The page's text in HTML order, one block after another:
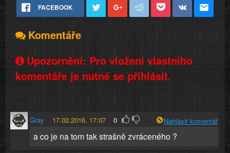
FACEBOOK
Komentáře
Upozornění: Pro vložení vlastního
komentáře je nutné se přihlásit.
Gray 17.02.2016, 17:07 0 Nahlásit komentář
a co je na tom tak strašně zvráceného ?